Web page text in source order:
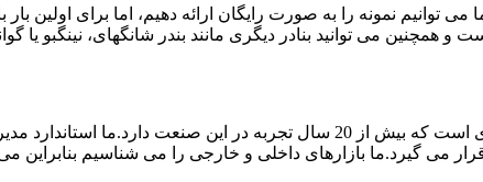
و همچنین می توانید بنادر دیگری مانند بندر شانگهای، نینگبو یا